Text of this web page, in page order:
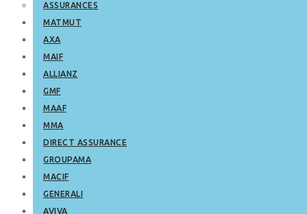
ASSURANCES
MATMUT
AXA
MAIF
ALLIANZ
GMF
MAAF
MMA
DIRECT ASSURANCE
GROUPAMA
MACIF
GENERALI
AVIVA